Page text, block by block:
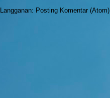
Langganan: Posting Komentar (Atom)